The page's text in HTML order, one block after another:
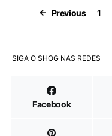
Previous 1
SIGA O SHOG NAS REDES
Facebook